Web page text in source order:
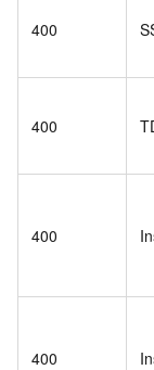
400
400
400
400